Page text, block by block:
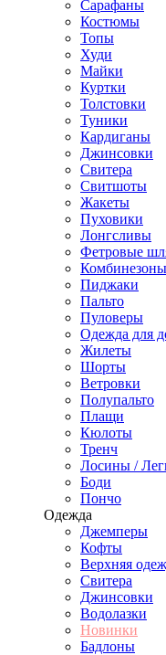
Сарафаны
Костюмы
Топы
Худи
Майки
Куртки
Толстовки
Туники
Кардиганы
Джинсовки
Свитера
Свитшоты
Жакеты
Пуховики
Лонгсливы
Фетровые
Комбинезоны
Пиджаки
Пальто
Пуловеры
Одежда для
Жилеты
Шорты
Ветровки
Полупальто
Плащи
Кюлоты
Тренч
Лосины /
Боди
Пончо
Одежда
Джемперы
Кофты
Верхняя
Свитера
Джинсовки
Водолазки
Новинки
Бадлоны